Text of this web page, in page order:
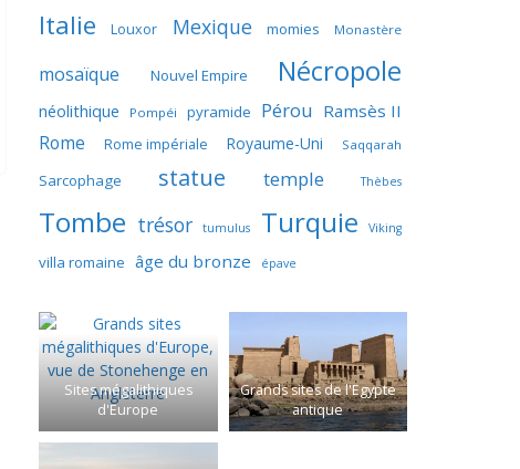
Italie Louxor Mexique momies Monastère
mosaïque Nouvel Empire Nécropole
néolithique Pompéi pyramide Pérou Ramsès II
Rome Rome impériale Royaume-Uni Saqqarah
Sarcophage statue temple Thèbes
Tombe trésor tumulus Turquie Viking
villa romaine âge du bronze épave
Sites mégalithiques
d'Europe
Grands sites de l'Egypte
antique